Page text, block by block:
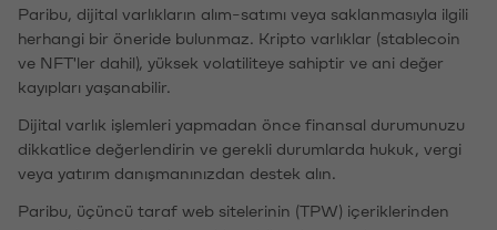
Paribu, dijital varlıkların alım-satımı veya saklanmasıyla ilgili
herhangi bir öneride bulunmaz. Kripto varlıklar (stablecoin
ve NFT'ler dahil), yüksek volatiliteye sahiptir ve ani değer
kayıpları yaşanabilir.
Dijital varlık işlemleri yapmadan önce finansal durumunuzu
dikkatlice değerlendirin ve gerekli durumlarda hukuk, vergi
veya yatırım danışmanınızdan destek alın.
Paribu, üçüncü taraf web sitelerinin (TPW) içeriklerinden